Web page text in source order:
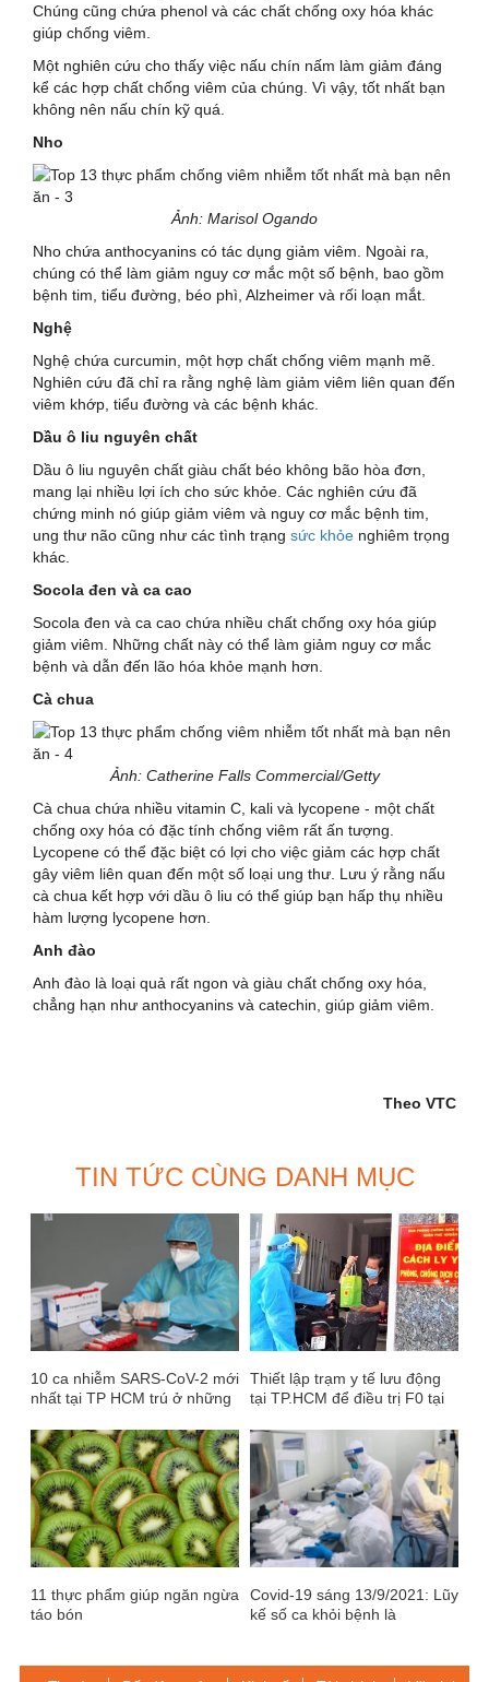
Chúng cũng chứa phenol và các chất chống oxy hóa khác
giúp chống viêm.
Một nghiên cứu cho thấy việc nấu chín nấm làm giảm đáng
kể các hợp chất chống viêm của chúng. Vì vậy, tốt nhất bạn
không nên nấu chín kỹ quá.
Nho
Ảnh: Marisol Ogando
Nho chứa anthocyanins có tác dụng giảm viêm. Ngoài ra,
chúng có thể làm giảm nguy cơ mắc một số bệnh, bao gồm
bệnh tim, tiểu đường, béo phì, Alzheimer và rối loạn mắt.
Nghệ
Nghệ chứa curcumin, một hợp chất chống viêm mạnh mẽ.
Nghiên cứu đã chỉ ra rằng nghệ làm giảm viêm liên quan đến
viêm khớp, tiểu đường và các bệnh khác.
Dầu ô liu nguyên chất
Dầu ô liu nguyên chất giàu chất béo không bão hòa đơn,
mang lại nhiều lợi ích cho sức khỏe. Các nghiên cứu đã
chứng minh nó giúp giảm viêm và nguy cơ mắc bệnh tim,
ung thư não cũng như các tình trạng sức khỏe nghiêm trọng
khác.
Socola đen và ca cao
Socola đen và ca cao chứa nhiều chất chống oxy hóa giúp
giảm viêm. Những chất này có thể làm giảm nguy cơ mắc
bệnh và dẫn đến lão hóa khỏe mạnh hơn.
Cà chua
Ảnh: Catherine Falls Commercial/Getty
Cà chua chứa nhiều vitamin C, kali và lycopene - một chất
chống oxy hóa có đặc tính chống viêm rất ấn tượng.
Lycopene có thể đặc biệt có lợi cho việc giảm các hợp chất
gây viêm liên quan đến một số loại ung thư. Lưu ý rằng nấu
cà chua kết hợp với dầu ô liu có thể giúp bạn hấp thụ nhiều
hàm lượng lycopene hơn.
Anh đào
Anh đào là loại quả rất ngon và giàu chất chống oxy hóa,
chẳng hạn như anthocyanins và catechin, giúp giảm viêm.
Theo VTC
TIN TỨC CÙNG DANH MỤC
10 ca nhiễm SARS-CoV-2 mới
nhất tại TP HCM trú ở những
Thiết lập trạm y tế lưu động
tại TP.HCM để điều trị F0 tại
11 thực phẩm giúp ngăn ngừa
táo bón
Covid-19 sáng 13/9/2021: Lũy
kế số ca khỏi bệnh là